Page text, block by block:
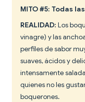
MITO #5: Todas
REALIDAD: Los
vinagre) y las
perfiles de sabor
suaves, ácidos y
intensamente
quienes no les
boquerones.